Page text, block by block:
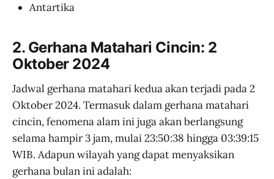
Antartika
2. Gerhana Matahari Cincin: 2
Oktober 2024
Jadwal gerhana matahari kedua akan terjadi pada 2
Oktober 2024. Termasuk dalam gerhana matahari
cincin, fenomena alam ini juga akan berlangsung
selama hampir 3 jam, mulai 23:50:38 hingga 03:39:15
WIB. Adapun wilayah yang dapat menyaksikan
gerhana bulan ini adalah: